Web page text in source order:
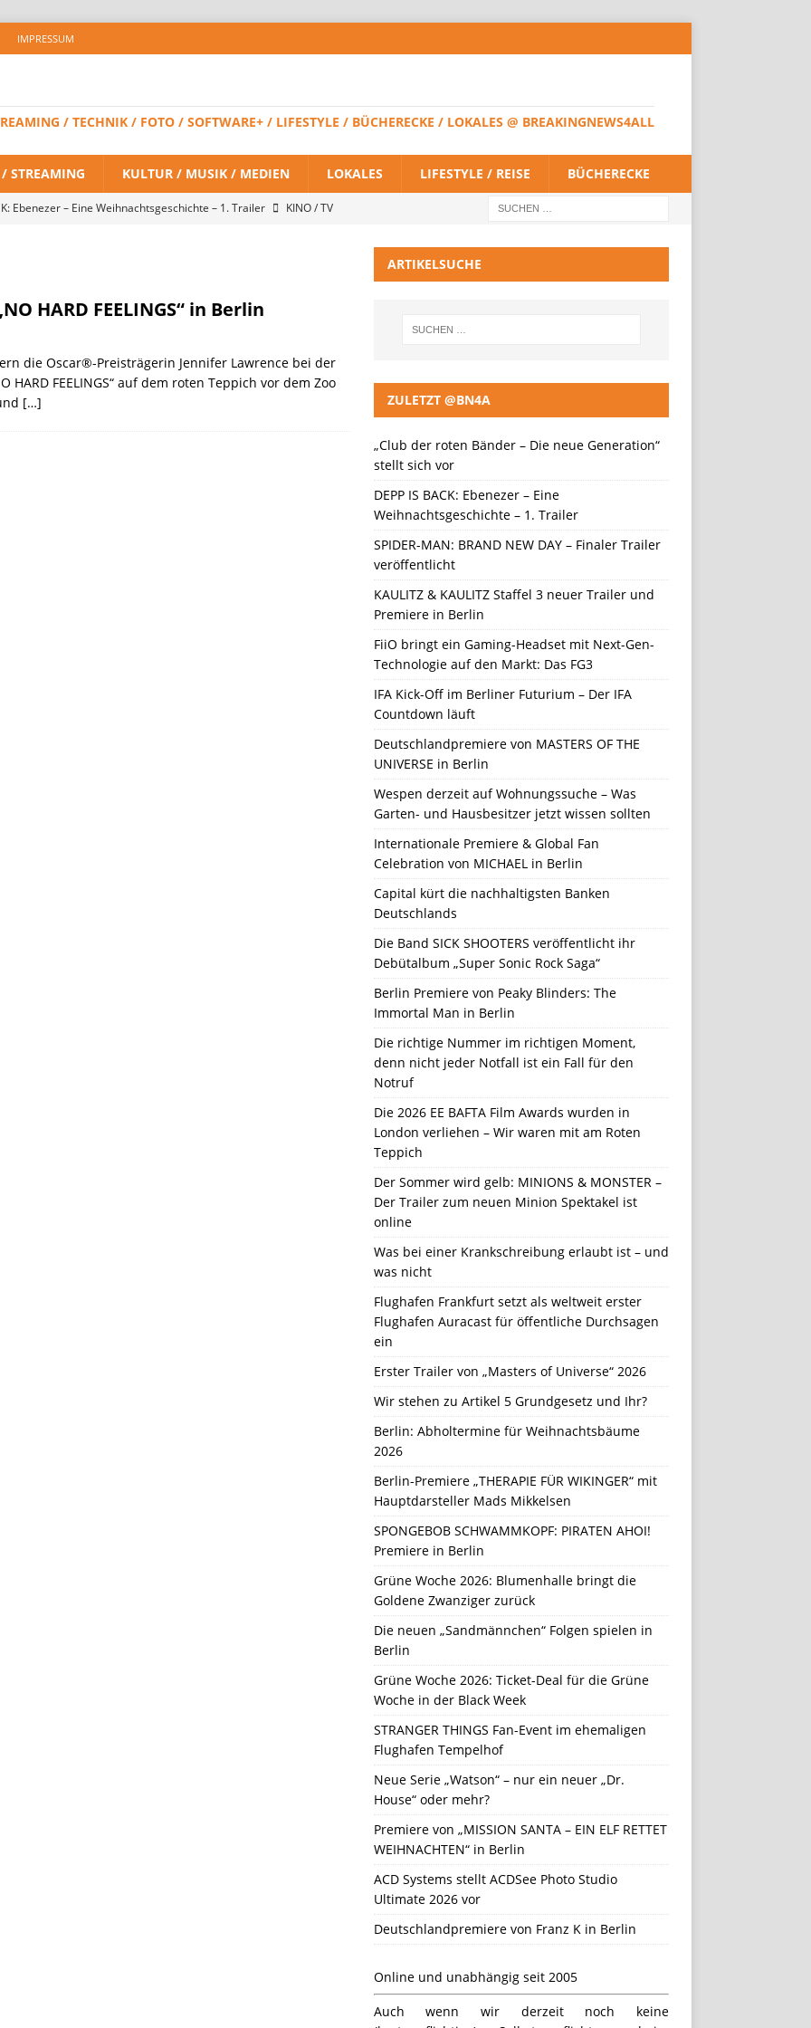
IMPRESSUM
/ TECHNIK / FOTO / SOFTWARE+ / LIFESTYLE / BÜCHERECKE / LOKALES @ BREAKINGNEWS4ALL
STREAMING KULTUR / MUSIK / MEDIEN LOKALES LIFESTYLE / REISE BÜCHERECKE
Ebenezer – Eine Weihnachtsgeschichte – 1. Trailer
KINO / TV
BRAND NEW DAY – Finaler Trailer veröffentlicht
Gaming-Headset mit Next-Gen-Technologie auf den Markt: Das
HARD FEELINGS“ in Berlin
die Oscar®-Preisträgerin Jennifer Lawrence bei der
FEELINGS“ auf dem roten Teppich vor dem Zoo
[…]
ARTIKELSUCHE
ZULETZT @BN4A
„Club der roten Bänder – Die neue Generation“
stellt sich vor
DEPP IS BACK: Ebenezer – Eine
Weihnachtsgeschichte – 1. Trailer
SPIDER-MAN: BRAND NEW DAY – Finaler Trailer
veröffentlicht
KAULITZ & KAULITZ Staffel 3 neuer Trailer und
Premiere in Berlin
FiiO bringt ein Gaming-Headset mit Next-Gen-
Technologie auf den Markt: Das FG3
IFA Kick-Off im Berliner Futurium – Der IFA
Countdown läuft
Deutschlandpremiere von MASTERS OF THE
UNIVERSE in Berlin
Wespen derzeit auf Wohnungssuche – Was
Garten- und Hausbesitzer jetzt wissen sollten
Internationale Premiere & Global Fan
Celebration von MICHAEL in Berlin
Capital kürt die nachhaltigsten Banken
Deutschlands
Die Band SICK SHOOTERS veröffentlicht ihr
Debütalbum „Super Sonic Rock Saga“
Berlin Premiere von Peaky Blinders: The
Immortal Man in Berlin
Die richtige Nummer im richtigen Moment,
denn nicht jeder Notfall ist ein Fall für den
Notruf
Die 2026 EE BAFTA Film Awards wurden in
London verliehen – Wir waren mit am Roten
Teppich
Der Sommer wird gelb: MINIONS & MONSTER –
Der Trailer zum neuen Minion Spektakel ist
online
Was bei einer Krankschreibung erlaubt ist – und
was nicht
Flughafen Frankfurt setzt als weltweit erster
Flughafen Auracast für öffentliche Durchsagen
ein
Erster Trailer von „Masters of Universe“ 2026
Wir stehen zu Artikel 5 Grundgesetz und Ihr?
Berlin: Abholtermine für Weihnachtsbäume
2026
Berlin-Premiere „THERAPIE FÜR WIKINGER“ mit
Hauptdarsteller Mads Mikkelsen
SPONGEBOB SCHWAMMKOPF: PIRATEN AHOI!
Premiere in Berlin
Grüne Woche 2026: Blumenhalle bringt die
Goldene Zwanziger zurück
Die neuen „Sandmännchen“ Folgen spielen in
Berlin
Grüne Woche 2026: Ticket-Deal für die Grüne
Woche in der Black Week
STRANGER THINGS Fan-Event im ehemaligen
Flughafen Tempelhof
Neue Serie „Watson“ – nur ein neuer „Dr.
House“ oder mehr?
Premiere von „MISSION SANTA – EIN ELF RETTET
WEIHNACHTEN“ in Berlin
ACD Systems stellt ACDSee Photo Studio
Ultimate 2026 vor
Deutschlandpremiere von Franz K in Berlin
Online und unabhängig seit 2005
Auch wenn wir derzeit noch keine